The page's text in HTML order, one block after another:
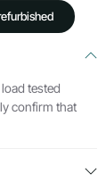
tested
confirm that